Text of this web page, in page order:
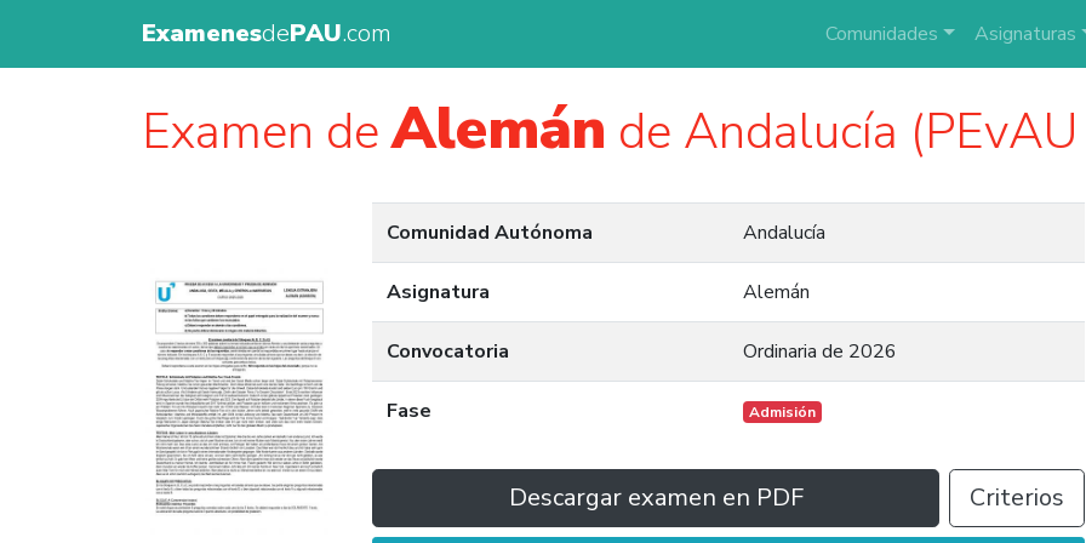
ExamenesdePAU.com Comunidades Asignaturas
Examen deAlemán de Andalucía
Comunidad Autónoma Andalucía
Asignatura Alemán
Convocatoria Ordinaria de 2026
Fase Admisión
Descargar examen en PDF Criterios